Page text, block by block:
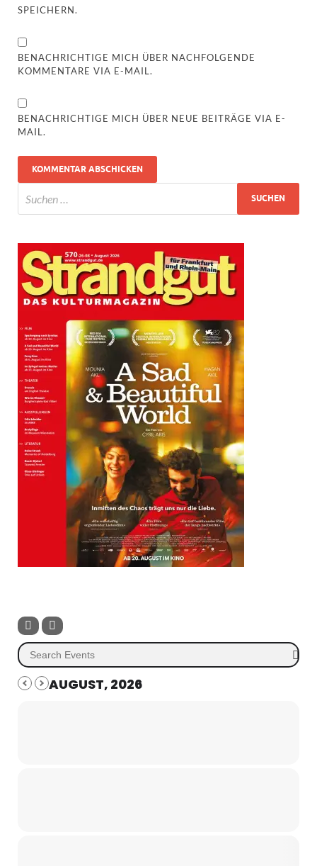
SPEICHERN.
BENACHRICHTIGE MICH ÜBER NACHFOLGENDE
KOMMENTARE VIA E-MAIL.
BENACHRICHTIGE MICH ÜBER NEUE BEITRÄGE VIA E-
MAIL.
AUGUST, 2026